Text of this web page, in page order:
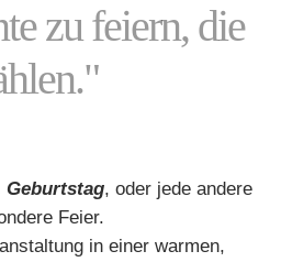
zu feiern, die
Geburtstag, oder jede andere
Feier.
in einer warmen,